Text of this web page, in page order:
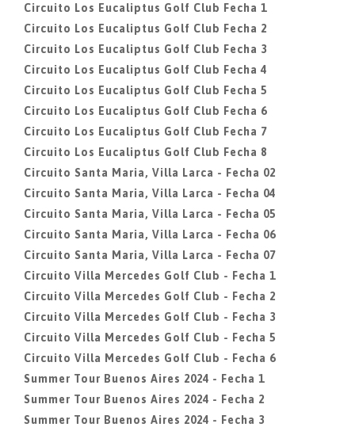
Circuito Los Eucaliptus Golf Club Fecha 1
Circuito Los Eucaliptus Golf Club Fecha 2
Circuito Los Eucaliptus Golf Club Fecha 3
Circuito Los Eucaliptus Golf Club Fecha 4
Circuito Los Eucaliptus Golf Club Fecha 5
Circuito Los Eucaliptus Golf Club Fecha 6
Circuito Los Eucaliptus Golf Club Fecha 7
Circuito Los Eucaliptus Golf Club Fecha 8
Circuito Santa Maria, Villa Larca - Fecha 02
Circuito Santa Maria, Villa Larca - Fecha 04
Circuito Santa Maria, Villa Larca - Fecha 05
Circuito Santa Maria, Villa Larca - Fecha 06
Circuito Santa Maria, Villa Larca - Fecha 07
Circuito Villa Mercedes Golf Club - Fecha 1
Circuito Villa Mercedes Golf Club - Fecha 2
Circuito Villa Mercedes Golf Club - Fecha 3
Circuito Villa Mercedes Golf Club - Fecha 5
Circuito Villa Mercedes Golf Club - Fecha 6
Summer Tour Buenos Aires 2024 - Fecha 1
Summer Tour Buenos Aires 2024 - Fecha 2
Summer Tour Buenos Aires 2024 - Fecha 3